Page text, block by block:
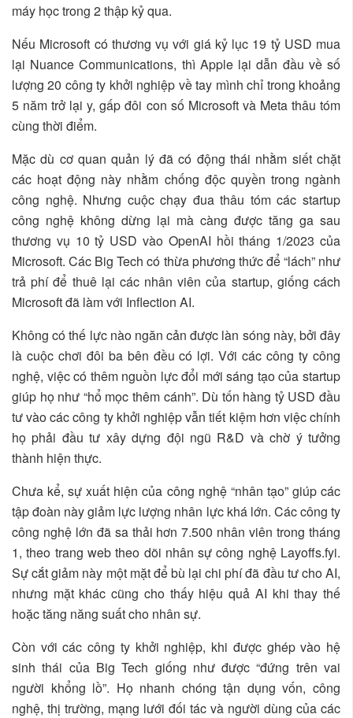
máy học trong 2 thập kỷ qua.
Nếu Microsoft có thương vụ với giá kỷ lục 19 tỷ USD mua
lại Nuance Communications, thì Apple lại dẫn đầu về số
lượng 20 công ty khởi nghiệp về tay mình chỉ trong khoảng
5 năm trở lại y, gấp đôi con số Microsoft và Meta thâu tóm
cùng thời điểm.
Mặc dù cơ quan quản lý đã có động thái nhằm siết chặt
các hoạt động này nhằm chống độc quyền trong ngành
công nghệ. Nhưng cuộc chạy đua thâu tóm các startup
công nghệ không dừng lại mà càng được tăng ga sau
thương vụ 10 tỷ USD vào OpenAI hồi tháng 1/2023 của
Microsoft. Các Big Tech có thừa phương thức để “lách” như
trả phí để thuê lại các nhân viên của startup, giống cách
Microsoft đã làm với Inflection AI.
Không có thế lực nào ngăn cản được làn sóng này, bởi đây
là cuộc chơi đôi ba bên đều có lợi. Với các công ty công
nghệ, việc có thêm nguồn lực đổi mới sáng tạo của startup
giúp họ như “hổ mọc thêm cánh”. Dù tốn hàng tỷ USD đầu
tư vào các công ty khởi nghiệp vẫn tiết kiệm hơn việc chính
họ phải đầu tư xây dựng đội ngũ R&D và chờ ý tưởng
thành hiện thực.
Chưa kể, sự xuất hiện của công nghệ “nhân tạo” giúp các
tập đoàn này giảm lực lượng nhân lực khá lớn. Các công ty
công nghệ lớn đã sa thải hơn 7.500 nhân viên trong tháng
1, theo trang web theo dõi nhân sự công nghệ Layoffs.fyi.
Sự cắt giảm này một mặt để bù lại chi phí đã đầu tư cho AI,
nhưng mặt khác cũng cho thấy hiệu quả AI khi thay thế
hoặc tăng năng suất cho nhân sự.
Còn với các công ty khởi nghiệp, khi được ghép vào hệ
sinh thái của Big Tech giống như được “đứng trên vai
người khổng lồ”. Họ nhanh chóng tận dụng vốn, công
nghệ, thị trường, mạng lưới đối tác và người dùng của các